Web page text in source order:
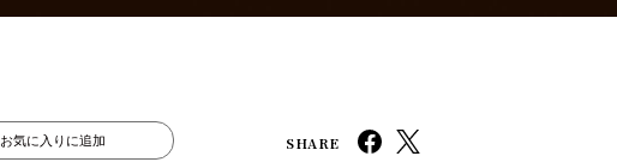
お気に入りに追加 SHARE